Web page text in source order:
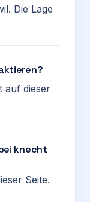
Die Lage
auf dieser
knecht
Seite.